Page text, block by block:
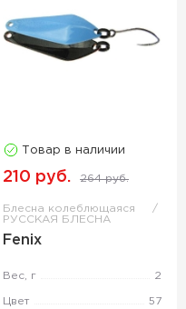
Товар в наличии
210 руб. 264 руб.
Блесна колеблющаяся
РУССКАЯ БЛЕСНА
Fenix
Вес, г 2
Цвет 57